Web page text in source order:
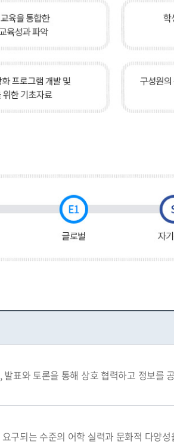
발표와 토론을 통해 상호 협력하고 정보를
구되는 수준의 어학 실력과 문화적 다양